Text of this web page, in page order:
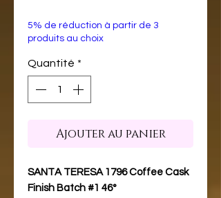
5% de réduction à partir de 3
produits au choix
Quantité *
Ajouter au panier
SANTA TERESA 1796 Coffee Cask
Finish Batch #1 46°